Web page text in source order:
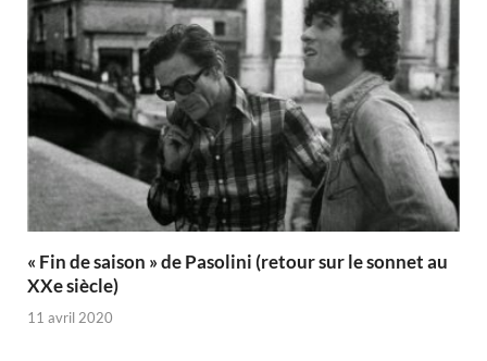
« Fin de saison » de Pasolini (retour sur le sonnet au
XXe siècle)
11 avril 2020